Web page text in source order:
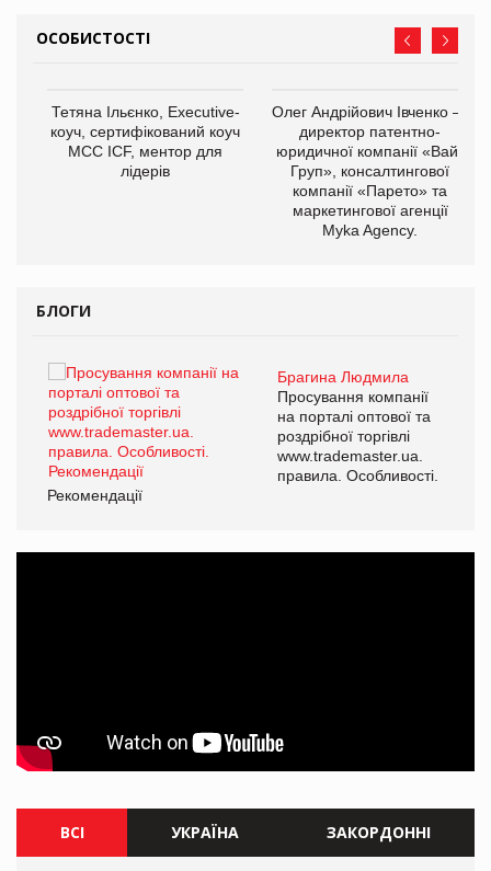
ОСОБИСТОСТІ
Тетяна Ільєнко, Executive-
коуч, сертифікований коуч
МСС ICF, ментор для
лідерів
Олег Андрійович Івченко —
директор патентно-
юридичної компанії «Вайз
Груп», консалтингової
компанії «Парето» та
маркетингової агенції
Myka Agency.
БЛОГИ
Брагина Людмила
Просування компанії
на порталі оптової та
роздрібної торгівлі
www.trademaster.ua.
правила. Особливості.
Рекомендації
ВСІ УКРАЇНА ЗАКОРДОННІ